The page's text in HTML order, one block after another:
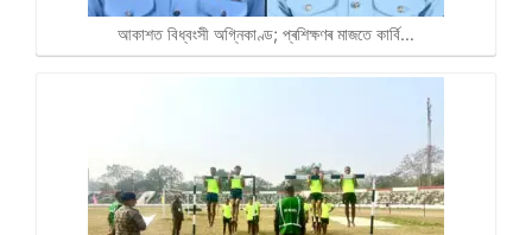
আকাশত বিধ্বংসী অগ্নিকাণ্ড; প্ৰশিক্ষণৰ মাজতে কাৰ্বি…